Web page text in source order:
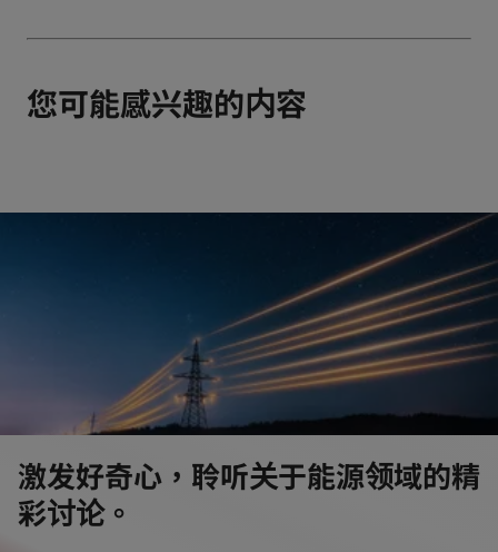
您可能感兴趣的内容
EconiQ 高压产品组合
了解更多
日立能源的职业机会
了解更多
可持续发展是我们目标的核心
激发好奇心，聆听关于能源领域的精
彩讨论。